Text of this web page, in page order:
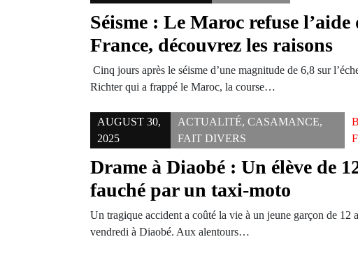
Séisme : Le Maroc refuse l’aide
France, découvrez les raisons
Cinq jours après le séisme d’une magnitude de 6,8 sur
Richter qui a frappé le Maroc, la course…
AUGUST 30,
2025
ACTUALITÉ, CASAMANCE,
FAIT DIVERS
Drame à Diaobé : Un élève de
fauché par un taxi-moto
Un tragique accident a coûté la vie à un jeune garçon de 12
vendredi à Diaobé. Aux alentours…